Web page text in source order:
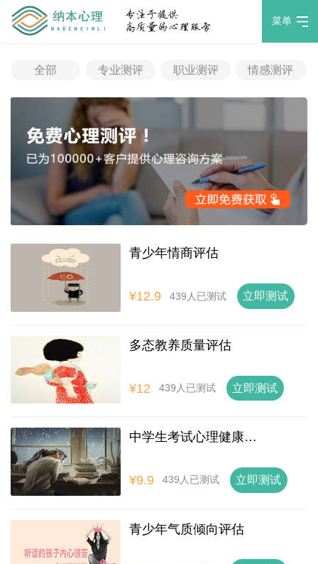
菜单
全部 专业测评 职业测评 情感测评
青少年情商评估
¥12.9 439人已测试 立即测试
多态教养质量评估
¥12 439人已测试 立即测试
中学生考试心理健康评估
¥9.9 439人已测试 立即测试
青少年气质倾向评估